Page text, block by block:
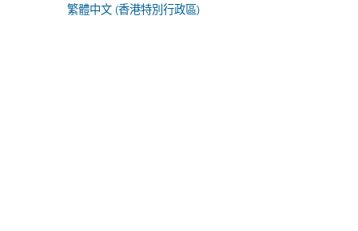
繁體中文 (香港特別行政區)